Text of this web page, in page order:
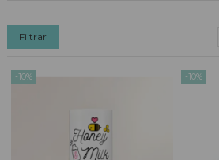
Filtrar
-10% -10%